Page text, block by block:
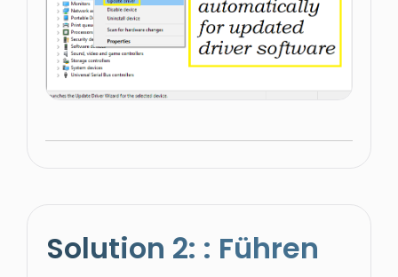
Solution 2: : Führen